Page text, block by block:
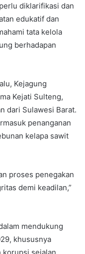
diklarifikasi dan
edukatif dan
tata kelola
berhadapan
Kejagung
Kejati Sulteng,
dari Sulawesi Barat.
penanganan
kelapa sawit
proses penegakan
demi keadilan,”
mendukung
khususnya